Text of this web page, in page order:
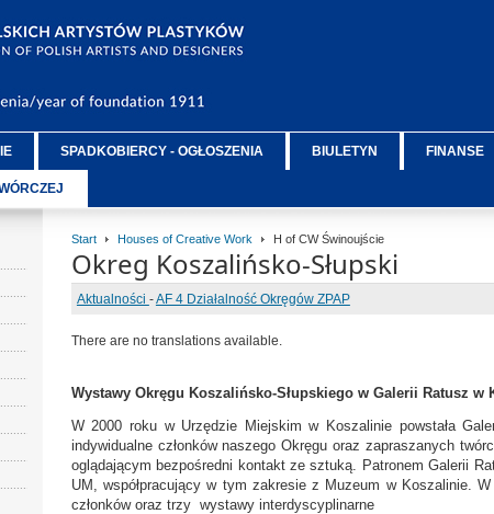
SPADKOBIERCY - OGŁOSZENIA BIULETYN FINANSE
Start Houses of Creative Work H of CW Świnoujście
Okreg Koszalińsko-Słupski
Aktualności -AF 4 Działalność Okręgów ZPAP
There are no translations available.
Wystawy Okręgu Koszalińsko-Słupskiego w Galerii Ratusz w
W 2000 roku w Urzędzie Miejskim w Koszalinie powstała
indywidualne członków naszego Okręgu oraz zapraszanych
oglądającym bezpośredni kontakt ze sztuką. Patronem Galerii
UM, współpracujący w tym zakresie z Muzeum w Koszalinie.
członków oraz trzy wystawy interdyscyplinarne